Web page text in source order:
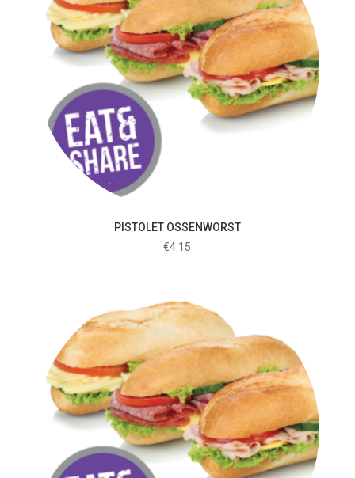
PISTOLET OSSENWORST
€4.15